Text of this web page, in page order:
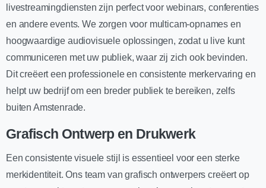
livestreamingdiensten zijn perfect voor webinars, conferenties
en andere events. We zorgen voor multicam-opnames en
hoogwaardige audiovisuele oplossingen, zodat u live kunt
communiceren met uw publiek, waar zij zich ook bevinden.
Dit creëert een professionele en consistente merkervaring en
helpt uw bedrijf om een breder publiek te bereiken, zelfs
buiten Amstenrade.
Grafisch Ontwerp en Drukwerk
Een consistente visuele stijl is essentieel voor een sterke
merkidentiteit. Ons team van grafisch ontwerpers creëert op